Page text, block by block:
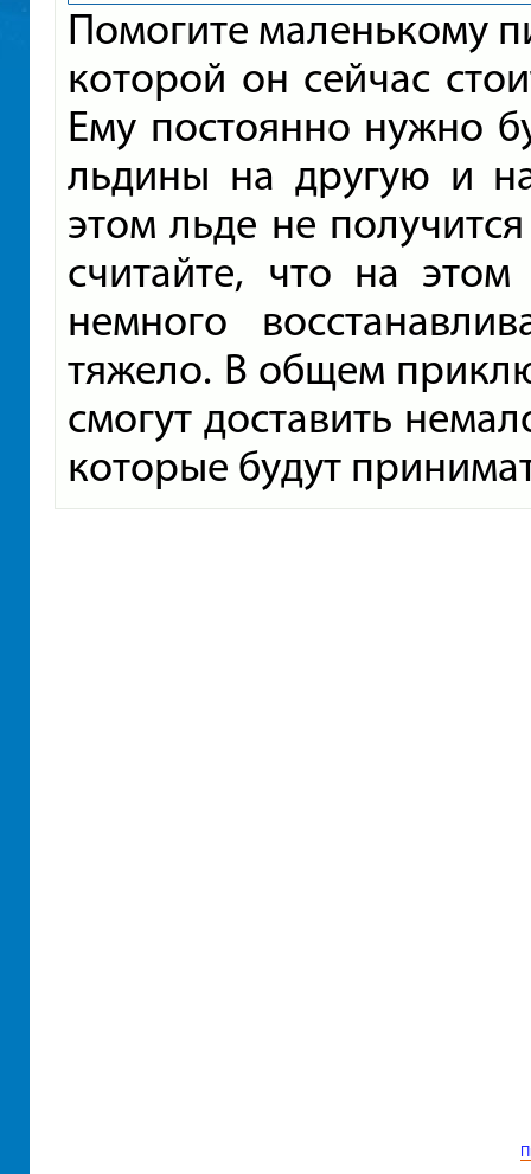
Помогите маленькому
которой он сейчас
Ему постоянно нужно
льдины на другую и
этом льде не
считайте, что на
немного
тяжело. В общем
смогут доставить
которые будут